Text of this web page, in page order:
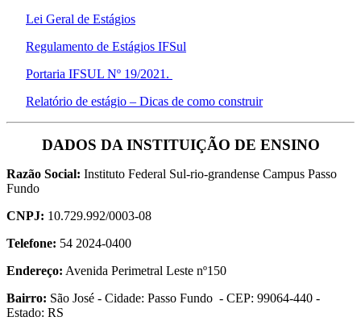
Lei Geral de Estágios
Regulamento de Estágios IFSul
Portaria IFSUL Nº 19/2021.
Relatório de estágio – Dicas de como construir
DADOS DA INSTITUIÇÃO DE ENSINO
Razão Social: Instituto Federal Sul-rio-grandense Campus Passo
Fundo
CNPJ: 10.729.992/0003-08
Telefone: 54 2024-0400
Endereço: Avenida Perimetral Leste nº150
Bairro: São José - Cidade: Passo Fundo - CEP: 99064-440 -
Estado: RS